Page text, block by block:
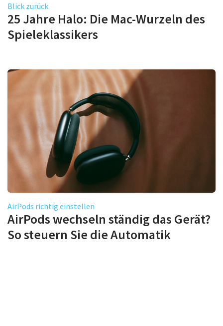
Blick zurück
25 Jahre Halo: Die Mac-Wurzeln des
Spieleklassikers
AirPods richtig einstellen
AirPods wechseln ständig das Gerät?
So steuern Sie die Automatik